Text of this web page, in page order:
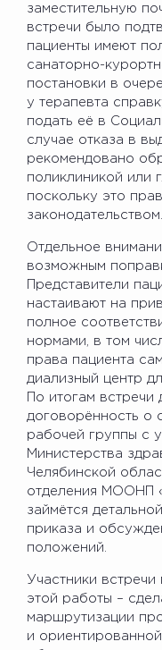
заместительную
встречи было
пациенты имеют
санаторно-
постановки в
у терапевта
подать её в
случае отказа в
рекомендовано
поликлиникой или
поскольку это
законодательством.
Отдельное
возможным
Представители
настаивают на
полное
нормами, в том
права пациента
диализный центр
По итогам встречи
договорённость о
рабочей группы с
Министерства
Челябинской
отделения МООНП
займётся
приказа и
положений.
Участники встречи
этой работы –
маршрутизации
и